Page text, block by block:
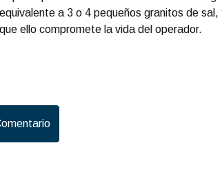
equivalente a 3 o 4 pequeños granitos de
que ello compromete la vida del operador.